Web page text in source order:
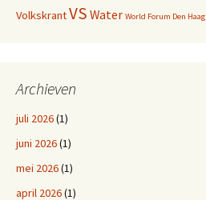
VolkskrantVS Water World Forum Den Haag
Archieven
juli 2026(1)
juni 2026(1)
mei 2026(1)
april 2026(1)